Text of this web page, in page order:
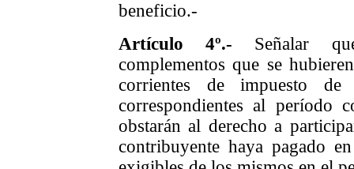
beneficio.-
Artículo4º.- Señalar
complementos que se
corrientes de impuesto de
correspondientes al período
obstarán al derecho a
contribuyente haya pagado